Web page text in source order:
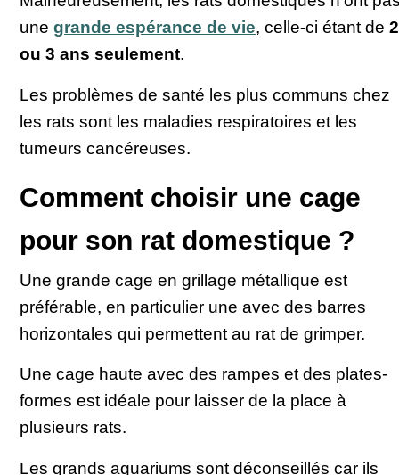
une grande espérance de vie, celle-ci étant de 2
ou 3 ans seulement.
Les problèmes de santé les plus communs chez
les rats sont les maladies respiratoires et les
tumeurs cancéreuses.
Comment choisir une cage
pour son rat domestique ?
Une grande cage en grillage métallique est
préférable, en particulier une avec des barres
horizontales qui permettent au rat de grimper.
Une cage haute avec des rampes et des plates-
formes est idéale pour laisser de la place à
plusieurs rats.
Les grands aquariums sont déconseillés car ils